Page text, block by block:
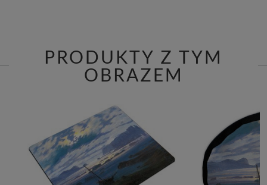
PRODUKTY Z TYM
OBRAZEM